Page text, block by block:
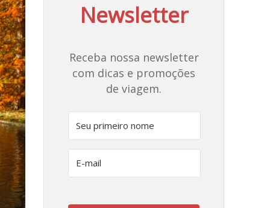
Newsletter
Receba nossa newsletter
com dicas e promoções
de viagem.